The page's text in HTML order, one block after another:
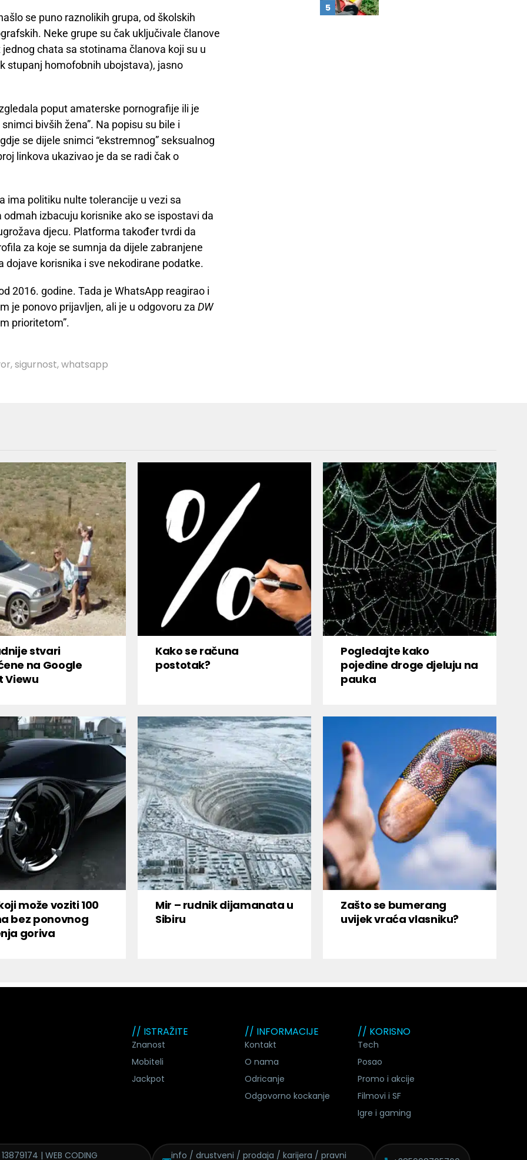
se puno raznolikih grupa, od školskih
Neke grupe su čak uključivale članove
chata sa stotinama članova koji su u
stupanj homofobnih ubojstava), jasno
poput amaterske pornografije ili je
bivših žena”. Na popisu su bile i
se dijele snimci “ekstremnog” seksualnog
linkova ukazivao je da se radi čak o
ima politiku nulte tolerancije u vezi sa
izbacuju korisnike ako se ispostavi da
djecu. Platforma također tvrdi da
za koje se sumnja da dijele zabranjene
dojave korisnika i sve nekodirane podatke.
2016. godine. Tada je WhatsApp reagirao i
je ponovo prijavljen, ali je u odgovoru za DW
prioritetom”.
,sigurnost,whatsapp
stvari
na Google
Viewu
Kako se računa
postotak?
Pogledajte kako
pojedine droge djeluju na
pauka
može voziti 100
bez ponovnog
goriva
Mir – rudnik dijamanata u
Sibiru
Zašto se bumerang
uvijek vraća vlasniku?
// ISTRAŽITE
Znanost
Mobiteli
Jackpot
// INFORMACIJE
Kontakt
O nama
Odricanje
Odgovorno kockanje
// KORISNO
Tech
Posao
Promo i akcije
Filmovi i SF
Igre i gaming
13879174 | WEB CODING info / drustveni / prodaja / karijera / pravni